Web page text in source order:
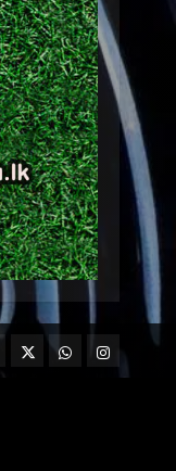
TwitterWhatsAppInstagram